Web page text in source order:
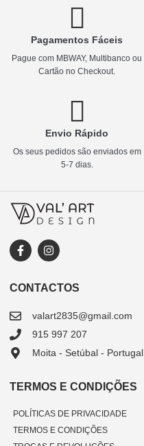
Pagamentos Fáceis
Pague com MBWAY, Multibanco ou
Cartão no Checkout.
Envio Rápido
Os seus pedidos são enviados em
5-7 dias.
CONTACTOS
valart2835@gmail.com
915 997 207
Moita - Setúbal - Portugal
TERMOS E CONDIÇÕES
POLÍTICAS DE PRIVACIDADE
TERMOS E CONDIÇÕES